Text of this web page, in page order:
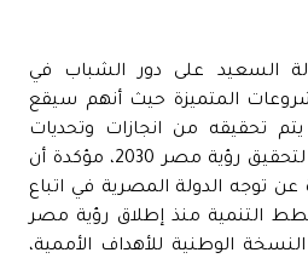
السعيد على دور الشباب في
المتميزة حيث أنهم سيقع
تحقيقه من انجازات وتحديات
وتحسينها في المستقبل لتحقيق رؤية مصر 2030، مؤكدة أن
توجه الدولة المصرية في اتباع
التنمية منذ إطلاق رؤية مصر
عام 2016 وهي النسخة الوطنية للأهداف الأممية،